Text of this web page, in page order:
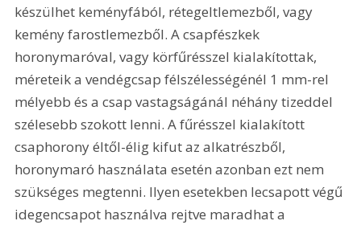
készülhet keményfából, rétegeltlemezből, vagy
kemény farostlemezből. A csapfészkek
horonymaróval, vagy körfűrésszel kialakítottak,
méreteik a vendégcsap félszélességénél 1 mm-rel
mélyebb és a csap vastagságánál néhány tizeddel
szélesebb szokott lenni. A fűrésszel kialakított
csaphorony éltől-élig kifut az alkatrészből,
horonymaró használata esetén azonban ezt nem
szükséges megtenni. Ilyen esetekben lecsapott végű
idegencsapot használva rejtve maradhat a